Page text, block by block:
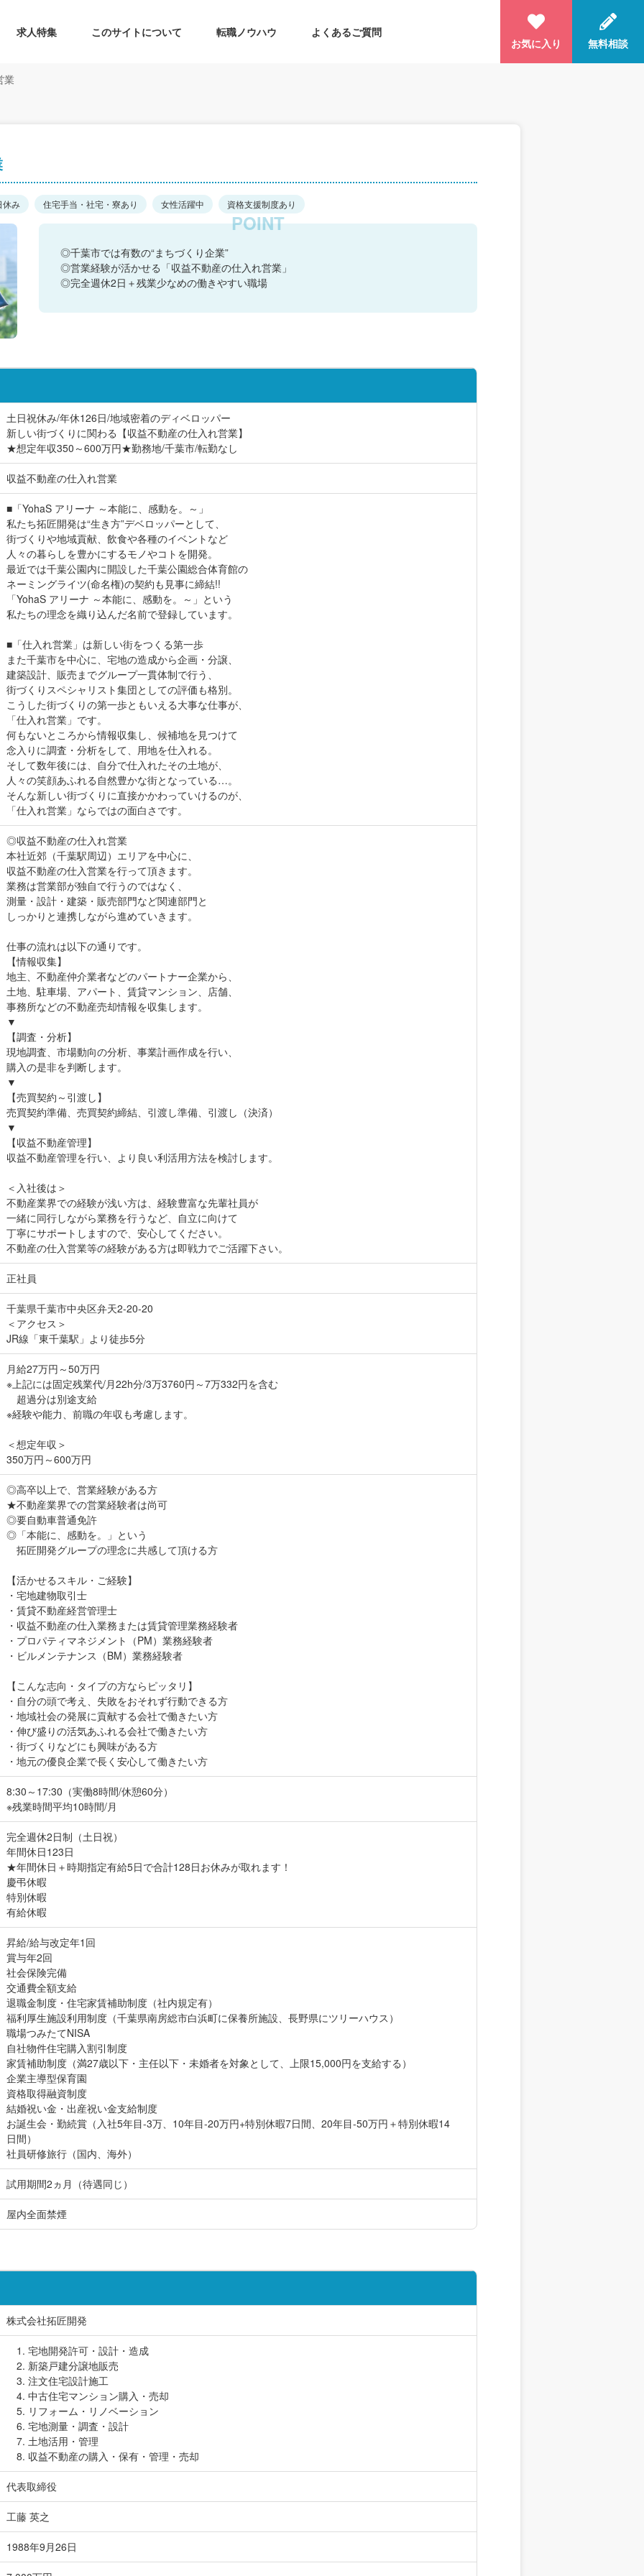
求人特集 このサイトについて 転職ノウハウ
よくあるご質問
お気に入り
無料相談
業
休み 住宅手当・社宅・寮あり 女性活躍中 資格支援制度あり
◎千葉市では有数の“まちづくり企業”
◎営業経験が活かせる「収益不動産の仕入れ営業」
◎完全週休2日＋残業少なめの働きやすい職場
土日祝休み/年休126日/地域密着のディベロッパー
新しい街づくりに関わる【収益不動産の仕入れ営業】
★想定年収350～600万円★勤務地/千葉市/転勤なし
収益不動産の仕入れ営業
■「YohaS アリーナ ～本能に、感動を。～」
私たち拓匠開発は“生き方”デベロッパーとして、
街づくりや地域貢献、飲食や各種のイベントなど
人々の暮らしを豊かにするモノやコトを開発。
最近では千葉公園内に開設した千葉公園総合体育館の
ネーミングライツ(命名権)の契約も見事に締結!!
「YohaS アリーナ ～本能に、感動を。～」という
私たちの理念を織り込んだ名前で登録しています。
■「仕入れ営業」は新しい街をつくる第一歩
また千葉市を中心に、宅地の造成から企画・分譲、
建築設計、販売までグループ一貫体制で行う、
街づくりスペシャリスト集団としての評価も格別。
こうした街づくりの第一歩ともいえる大事な仕事が、
「仕入れ営業」です。
何もないところから情報収集し、候補地を見つけて
念入りに調査・分析をして、用地を仕入れる。
そして数年後には、自分で仕入れたその土地が、
人々の笑顔あふれる自然豊かな街となっている…。
そんな新しい街づくりに直接かかわっていけるのが、
「仕入れ営業」ならではの面白さです。
◎収益不動産の仕入れ営業
本社近郊（千葉駅周辺）エリアを中心に、
収益不動産の仕入営業を行って頂きます。
業務は営業部が独自で行うのではなく、
測量・設計・建築・販売部門など関連部門と
しっかりと連携しながら進めていきます。
仕事の流れは以下の通りです。
【情報収集】
地主、不動産仲介業者などのパートナー企業から、
土地、駐車場、アパート、賃貸マンション、店舗、
事務所などの不動産売却情報を収集します。
▼
【調査・分析】
現地調査、市場動向の分析、事業計画作成を行い、
購入の是非を判断します。
▼
【売買契約～引渡し】
売買契約準備、売買契約締結、引渡し準備、引渡し（決済）
▼
【収益不動産管理】
収益不動産管理を行い、より良い利活用方法を検討します。
＜入社後は＞
不動産業界での経験が浅い方は、経験豊富な先輩社員が
一緒に同行しながら業務を行うなど、自立に向けて
丁寧にサポートしますので、安心してください。
不動産の仕入営業等の経験がある方は即戦力でご活躍下さい。
正社員
千葉県千葉市中央区弁天2-20-20
＜アクセス＞
JR線「東千葉駅」より徒歩5分
月給27万円～50万円
※上記には固定残業代/月22h分/3万3760円～7万332円を含む
超過分は別途支給
※経験や能力、前職の年収も考慮します。
＜想定年収＞
350万円～600万円
◎高卒以上で、営業経験がある方
★不動産業界での営業経験者は尚可
◎要自動車普通免許
◎「本能に、感動を。」という
拓匠開発グループの理念に共感して頂ける方
【活かせるスキル・ご経験】
・宅地建物取引士
・賃貸不動産経営管理士
・収益不動産の仕入業務または賃貸管理業務経験者
・プロパティマネジメント（PM）業務経験者
・ビルメンテナンス（BM）業務経験者
【こんな志向・タイプの方ならピッタリ】
・自分の頭で考え、失敗をおそれず行動できる方
・地域社会の発展に貢献する会社で働きたい方
・伸び盛りの活気あふれる会社で働きたい方
・街づくりなどにも興味がある方
・地元の優良企業で長く安心して働きたい方
8:30～17:30（実働8時間/休憩60分）
※残業時間平均10時間/月
完全週休2日制（土日祝）
年間休日123日
★年間休日＋時期指定有給5日で合計128日お休みが取れます！
慶弔休暇
特別休暇
有給休暇
昇給/給与改定年1回
賞与年2回
社会保険完備
交通費全額支給
退職金制度・住宅家賃補助制度（社内規定有）
福利厚生施設利用制度（千葉県南房総市白浜町に保養所施設、長野県にツリーハウス）
職場つみたてNISA
自社物件住宅購入割引制度
家賃補助制度（満27歳以下・主任以下・未婚者を対象として、上限15,000円を支給する）
企業主導型保育園
資格取得融資制度
結婚祝い金・出産祝い金支給制度
お誕生会・勤続賞（入社5年目-3万、10年目-20万円+特別休暇7日間、20年目-50万円＋特別休暇14
日間）
社員研修旅行（国内、海外）
試用期間2ヵ月（待遇同じ）
屋内全面禁煙
株式会社拓匠開発
1. 宅地開発許可・設計・造成
2. 新築戸建分譲地販売
3. 注文住宅設計施工
4. 中古住宅マンション購入・売却
5. リフォーム・リノベーション
6. 宅地測量・調査・設計
7. 土地活用・管理
8. 収益不動産の購入・保有・管理・売却
代表取締役
工藤 英之
1988年9月26日